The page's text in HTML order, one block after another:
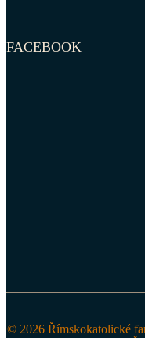
FACEBOOK
© 2026 Římskokatolické